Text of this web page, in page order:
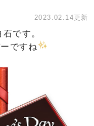
2023.02.14更新
です。
ですね